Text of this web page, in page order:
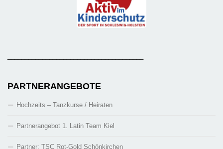
PARTNERANGEBOTE
Hochzeits – Tanzkurse / Heiraten
Partnerangebot 1. Latin Team Kiel
Partner: TSC Rot-Gold Schönkirchen